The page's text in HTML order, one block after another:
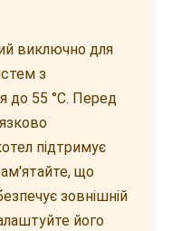
виключно для
з
до 55 °C. Перед
підтримує
що
зовнішній
його